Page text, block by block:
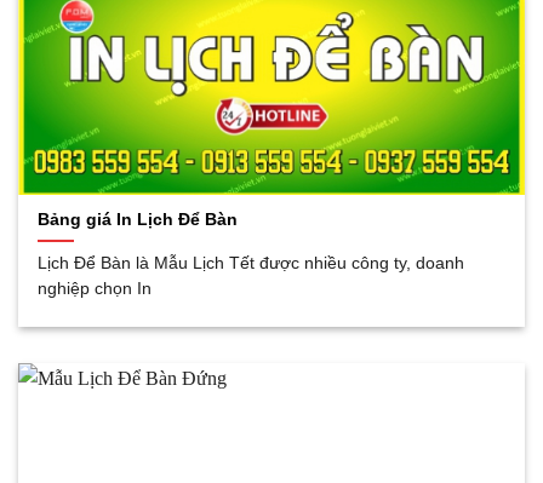
Bảng giá In Lịch Để Bàn
Lịch Để Bàn là Mẫu Lịch Tết được nhiều công ty, doanh
nghiệp chọn In